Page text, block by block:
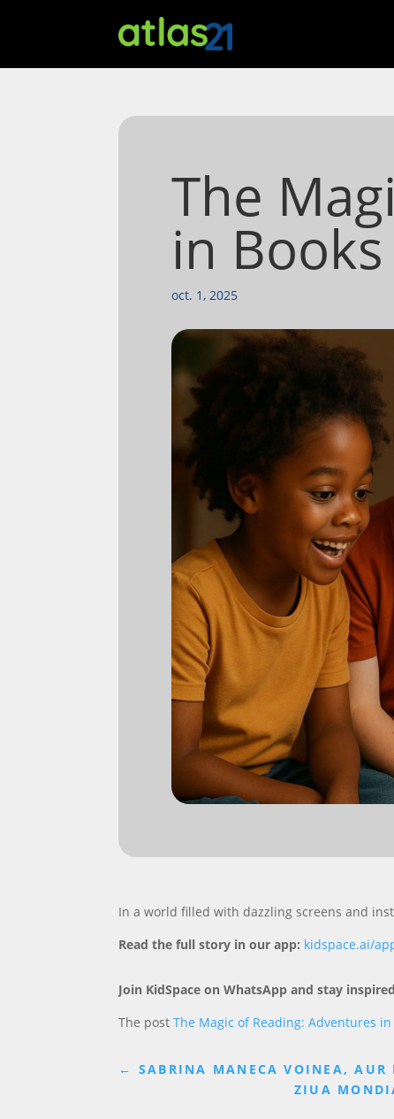
The
in Books
oct. 1, 2025
In a world filled with dazzling screens and
Read the full story in our app: kidspace.ai/
Join KidSpace on WhatsApp and stay
The postThe Magic of Reading: Adventures in
← SABRINA MANECA VOINEA,
ZIUA